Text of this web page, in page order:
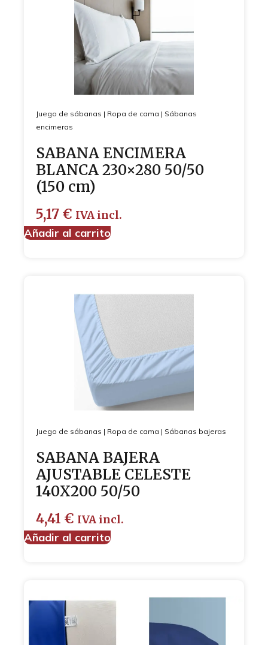
Juego de sábanas | Ropa de cama | Sábanas
encimeras
SABANA ENCIMERA
BLANCA 230×280 50/50
(150 cm)
5,17 € IVA incl.
Añadir al carrito
Juego de sábanas | Ropa de cama | Sábanas bajeras
SABANA BAJERA
AJUSTABLE CELESTE
140X200 50/50
4,41 € IVA incl.
Añadir al carrito